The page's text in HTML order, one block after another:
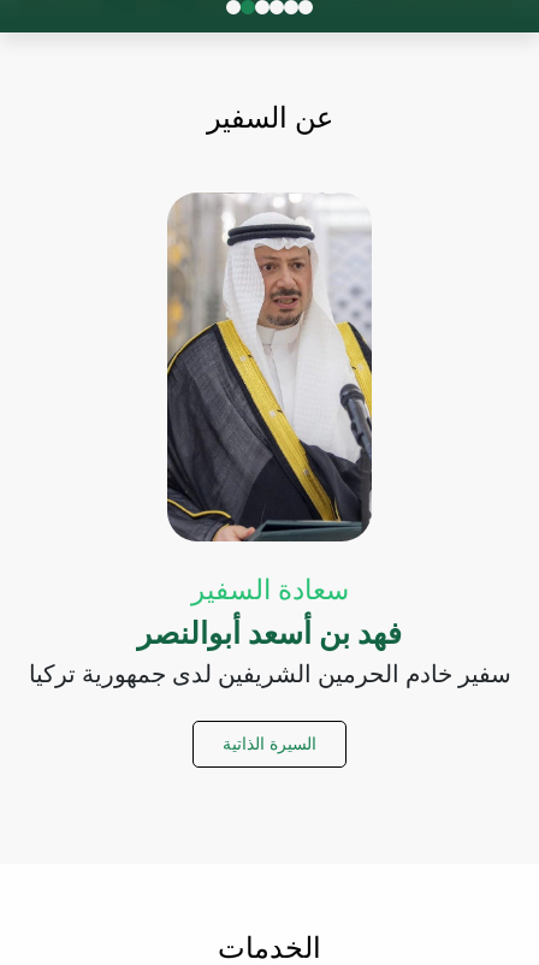
فهد بن أسعد أبوالنصر بسعادة رئيس
عن السفير
سعادة السفير
فهد بن أسعد أبوالنصر
سفير خادم الحرمين الشريفين لدى جمهورية تركيا
السيرة الذاتية
الخدمات